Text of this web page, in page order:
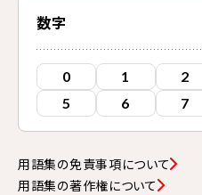
数字
0 1 2
5
6 7
用語集の免責事項について
用語集の著作権について